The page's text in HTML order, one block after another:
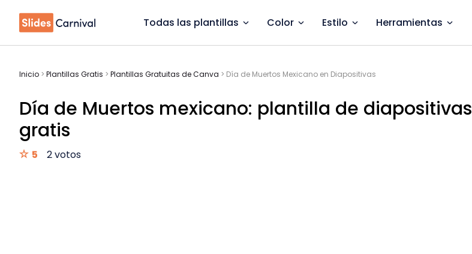
Todas las plantillas Color Estilo Herramientas
Inicio > Plantillas Gratis > Plantillas Gratuitas de Canva > Día de Muertos Mexicano en Diapositivas
Día de Muertos mexicano: plantilla de diapositivas
gratis
5 2 votos